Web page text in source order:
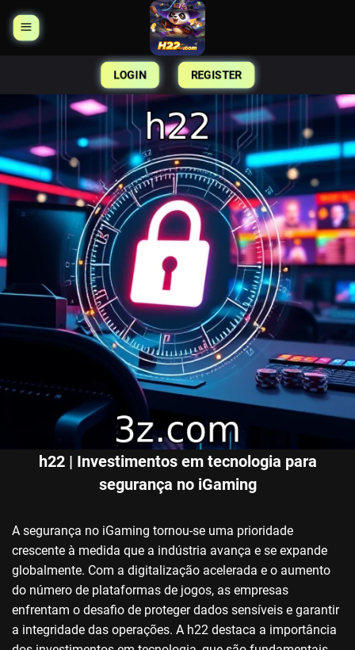
Skip
content
LOGIN REGISTER
h22 | Investimentos em tecnologia para
segurança no iGaming
A segurança no iGaming tornou-se uma prioridade
crescente à medida que a indústria avança e se expande
globalmente. Com a digitalização acelerada e o aumento
do número de plataformas de jogos, as empresas
enfrentam o desafio de proteger dados sensíveis e garantir
a integridade das operações. A h22 destaca a importância